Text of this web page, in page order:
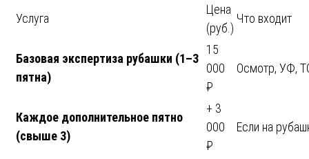
Услуга
Цена
(руб.)
Что входит
Базовая экспертиза рубашки (1–3
пятна)
15
000
₽
Осмотр, УФ,
Каждое дополнительное пятно
(свыше 3)
+ 3
000
₽
Если на